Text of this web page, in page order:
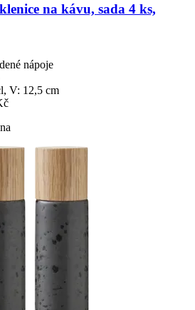
na kávu, sada 4 ks,
nápoje
V: 12,5 cm